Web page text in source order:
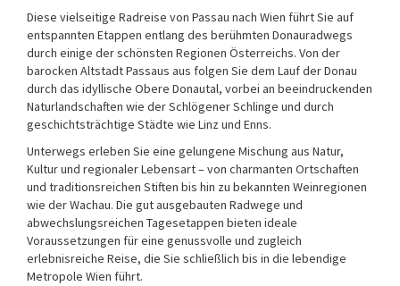
Diese vielseitige Radreise von Passau nach Wien führt Sie auf
entspannten Etappen entlang des berühmten Donauradwegs
durch einige der schönsten Regionen Österreichs. Von der
barocken Altstadt Passaus aus folgen Sie dem Lauf der Donau
durch das idyllische Obere Donautal, vorbei an beeindruckenden
Naturlandschaften wie der Schlögener Schlinge und durch
geschichtsträchtige Städte wie Linz und Enns.
Unterwegs erleben Sie eine gelungene Mischung aus Natur,
Kultur und regionaler Lebensart – von charmanten Ortschaften
und traditionsreichen Stiften bis hin zu bekannten Weinregionen
wie der Wachau. Die gut ausgebauten Radwege und
abwechslungsreichen Tagesetappen bieten ideale
Voraussetzungen für eine genussvolle und zugleich
erlebnisreiche Reise, die Sie schließlich bis in die lebendige
Metropole Wien führt.